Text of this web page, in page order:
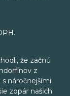
že začnú
z
náročnejšími
zopár našich